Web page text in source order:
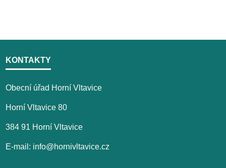
KONTAKTY
Obecní úřad Horní Vltavice
Horní Vltavice 80
384 91 Horní Vltavice
E-mail: info@hornivltavice.cz